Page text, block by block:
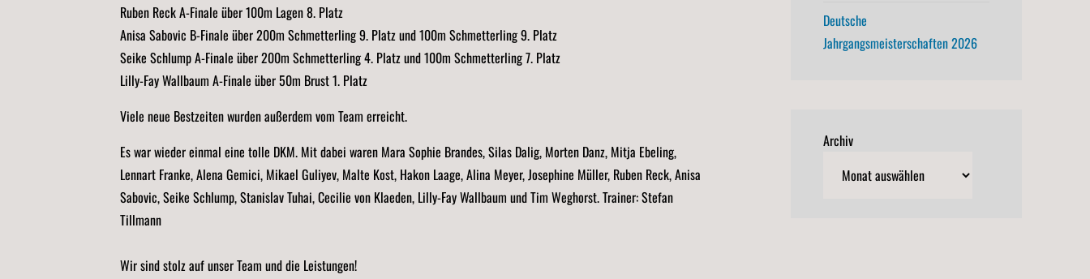
Ruben Reck A-Finale über 100m Lagen 8. Platz
Anisa Sabovic B-Finale über 200m Schmetterling 9. Platz und 100m Schmetterling 9. Platz
Seike Schlump A-Finale über 200m Schmetterling 4. Platz und 100m Schmetterling 7. Platz
Lilly-Fay Wallbaum A-Finale über 50m Brust 1. Platz
Viele neue Bestzeiten wurden außerdem vom Team erreicht.
Es war wieder einmal eine tolle DKM. Mit dabei waren Mara Sophie Brandes, Silas Dalig, Morten Danz, Mitja Ebeling,
Lennart Franke, Alena Gemici, Mikael Guliyev, Malte Kost, Hakon Laage, Alina Meyer, Josephine Müller, Ruben Reck, Anisa
Sabovic, Seike Schlump, Stanislav Tuhai, Cecilie von Klaeden, Lilly-Fay Wallbaum und Tim Weghorst. Trainer: Stefan
Tillmann
Wir sind stolz auf unser Team und die Leistungen!
Deutsche
Jahrgangsmeisterschaften 2026
Archiv